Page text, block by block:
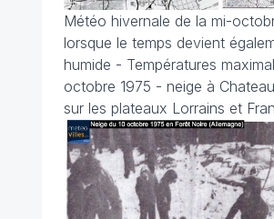
Météo hivernale de la mi-
lorsque le temps devient
humide - Températures
octobre 1975 - neige à
sur les plateaux Lorrains et